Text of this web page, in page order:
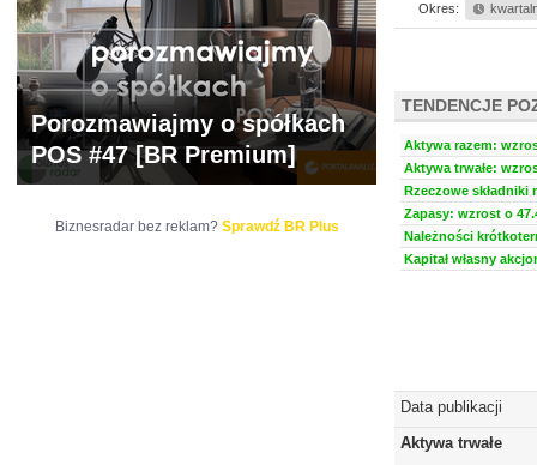
Okres:
TENDENCJE
Aktywa razem:
Aktywa trwałe:
Rzeczowe składniki
Zapasy: wzrost o
Należności
Kapitał własny
Data publikacji
Aktywa trwałe
Porozmawiajmy o spółkach
POS #47 [BR Premium]
Biznesradar bez reklam? Sprawdź BR Plus